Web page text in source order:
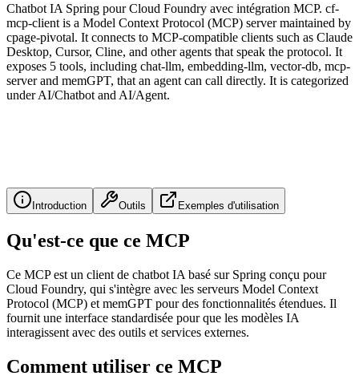
Chatbot IA Spring pour Cloud Foundry avec intégration MCP. cf-
mcp-client is a Model Context Protocol (MCP) server maintained by
cpage-pivotal. It connects to MCP-compatible clients such as Claude
Desktop, Cursor, Cline, and other agents that speak the protocol. It
exposes 5 tools, including chat-llm, embedding-llm, vector-db, mcp-
server and memGPT, that an agent can call directly. It is categorized
under AI/Chatbot and AI/Agent.
Introduction Outils Exemples d'utilisation
Qu'est-ce que ce MCP
Ce MCP est un client de chatbot IA basé sur Spring conçu pour
Cloud Foundry, qui s'intègre avec les serveurs Model Context
Protocol (MCP) et memGPT pour des fonctionnalités étendues. Il
fournit une interface standardisée pour que les modèles IA
interagissent avec des outils et services externes.
Comment utiliser ce MCP